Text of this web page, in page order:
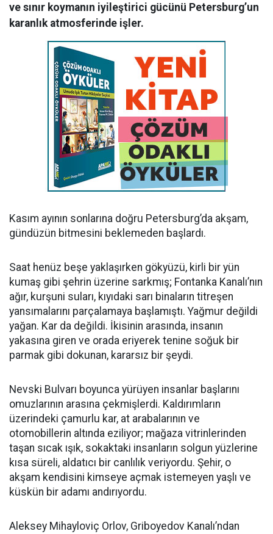
ve sınır koymanın iyileştirici gücünü Petersburg’un
karanlık atmosferinde işler.
Kasım ayının sonlarına doğru Petersburg’da akşam,
gündüzün bitmesini beklemeden başlardı.
Saat henüz beşe yaklaşırken gökyüzü, kirli bir yün
kumaş gibi şehrin üzerine sarkmış; Fontanka Kanalı’nın
ağır, kurşuni suları, kıyıdaki sarı binaların titreşen
yansımalarını parçalamaya başlamıştı. Yağmur değildi
yağan. Kar da değildi. İkisinin arasında, insanın
yakasına giren ve orada eriyerek tenine soğuk bir
parmak gibi dokunan, kararsız bir şeydi.
Nevski Bulvarı boyunca yürüyen insanlar başlarını
omuzlarının arasına çekmişlerdi. Kaldırımların
üzerindeki çamurlu kar, at arabalarının ve
otomobillerin altında eziliyor; mağaza vitrinlerinden
taşan sıcak ışık, sokaktaki insanların solgun yüzlerine
kısa süreli, aldatıcı bir canlılık veriyordu. Şehir, o
akşam kendisini kimseye açmak istemeyen yaşlı ve
küskün bir adamı andırıyordu.
Aleksey Mihayloviç Orlov, Griboyedov Kanalı’ndan